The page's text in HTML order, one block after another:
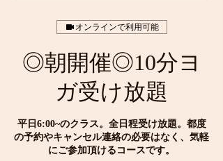
オンラインで利用可能
◎朝開催◎10分ヨ
ガ受け放題
平日6:00~のクラス。全日程受け放題。都度
の予約やキャンセル連絡の必要はなく、気軽
にご参加頂けるコースです。